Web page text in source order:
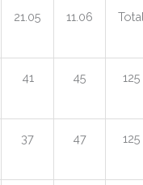
21.05 11.06
41 45 125
37 47 125